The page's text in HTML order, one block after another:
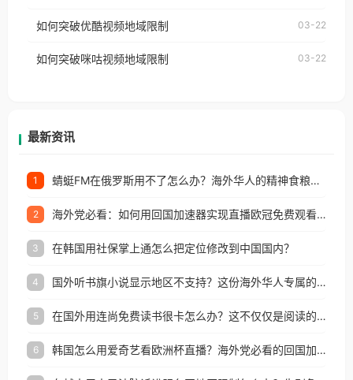
权限制所困扰。
制问题，且仅能在中国大陆地区播放。 遇到这个问题
户收听网易云音乐地区版权限制」的问题，无论人在
如何突破优酷视频地域限制 03-22
如何突破咪咕视频地域限制 03-22
最新资讯
1 蜻蜓FM在俄罗斯用不了怎么办？海外华人的精神食粮补给方案
2 海外党必看：如何用回国加速器实现直播欧冠免费观看？附影视音乐全攻略
3 在韩国用社保掌上通怎么把定位修改到中国国内？
4 国外听书旗小说显示地区不支持？这份海外华人专属的国内内容解锁指南请收好
5 在国外用连尚免费读书很卡怎么办？这不仅仅是阅读的烦恼
6 韩国怎么用爱奇艺看欧洲杯直播？海外党必看的回国加速全攻略